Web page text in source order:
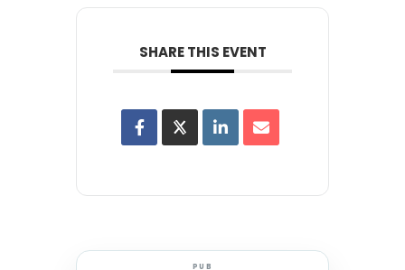
SHARE THIS EVENT
PUB